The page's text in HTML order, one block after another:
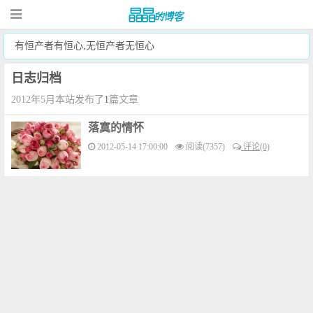
有恒产者有恒心,无恒产者无恒心
日志归档
2012年5月本站发布了 1篇文章
落寞的情怀
2012-05-14 17:00:00 阅读(7357) 评论(0)